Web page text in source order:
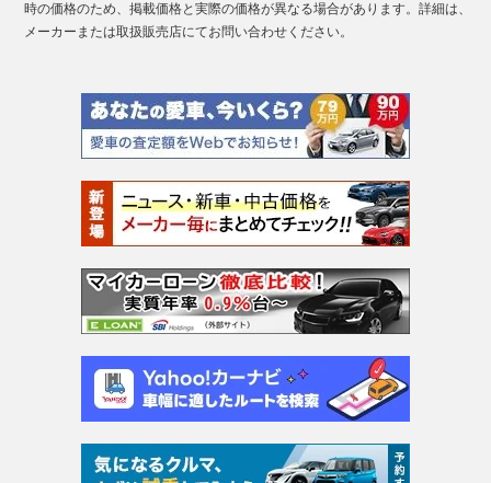
時の価格のため、掲載価格と実際の価格が異なる場合があります。詳細は、
メーカーまたは取扱販売店にてお問い合わせください。